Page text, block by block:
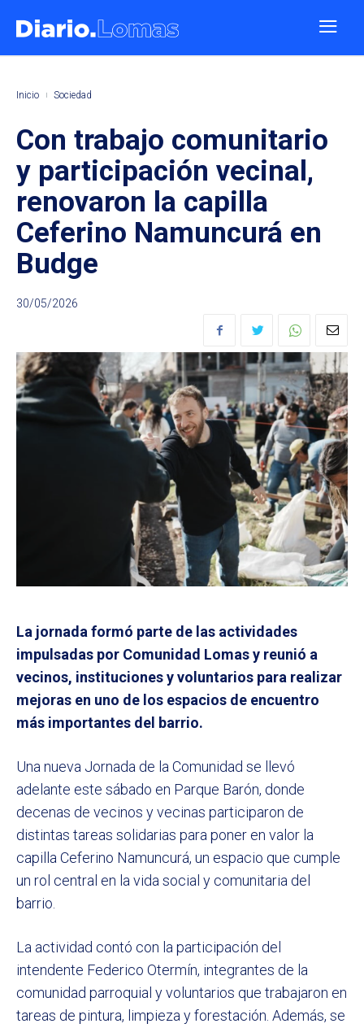
Inicio Sociedad
Con trabajo comunitario
y participación vecinal,
renovaron la capilla
Ceferino Namuncurá en
Budge
30/05/2026
La jornada formó parte de las actividades
impulsadas por Comunidad Lomas y reunió a
vecinos, instituciones y voluntarios para realizar
mejoras en uno de los espacios de encuentro
más importantes del barrio.
Una nueva Jornada de la Comunidad se llevó
adelante este sábado en Parque Barón, donde
decenas de vecinos y vecinas participaron de
distintas tareas solidarias para poner en valor la
capilla Ceferino Namuncurá, un espacio que cumple
un rol central en la vida social y comunitaria del
barrio.
La actividad contó con la participación del
intendente Federico Otermín, integrantes de la
comunidad parroquial y voluntarios que trabajaron en
tareas de pintura, limpieza y forestación. Además, se